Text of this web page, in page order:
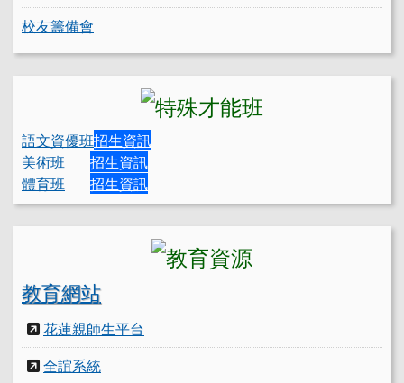
校友籌備會
語文資優班招生資訊
美術班
招生資訊
體育班
招生資訊
教育網站
花蓮親師生平台
全誼系統